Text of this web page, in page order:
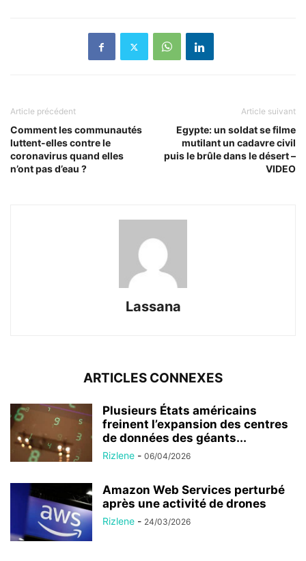
Article précédent
Comment les communautés
luttent-elles contre le
coronavirus quand elles
n’ont pas d’eau ?
Article suivant
Egypte: un soldat se filme
mutilant un cadavre civil
puis le brûle dans le désert –
VIDEO
Lassana
ARTICLES CONNEXES
Plusieurs États américains
freinent l’expansion des centres
de données des géants...
Rizlene - 06/04/2026
Amazon Web Services perturbé
après une activité de drones
Rizlene - 24/03/2026